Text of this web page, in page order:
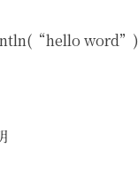
word”)